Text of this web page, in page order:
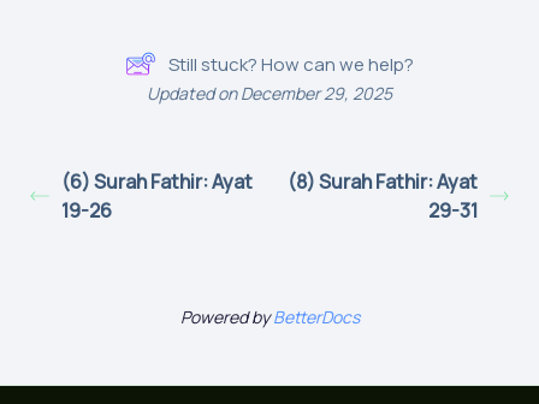
Still stuck? How can we help?
Updated on December 29, 2025
(6) Surah Fathir: Ayat
19-26
(8) Surah Fathir: Ayat
29-31
Powered byBetterDocs